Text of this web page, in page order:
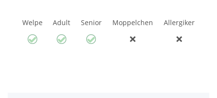
Welpe Adult Senior Moppelchen Allergiker